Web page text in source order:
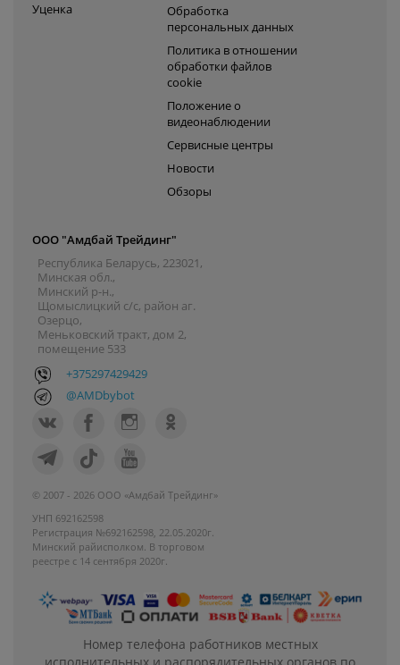
Уценка
Обработка
персональных данных
Политика в отношении
обработки файлов
cookie
Положение о
видеонаблюдении
Сервисные центры
Новости
Обзоры
ООО "Амдбай Трейдинг"
Республика Беларусь, 223021,
Минская обл.,
Минский р-н.,
Щомыслицкий с/с, район аг.
Озерцо,
Меньковский тракт, дом 2,
помещение 533
+375297429429
@AMDbybot
© 2007 - 2026 ООО «Амдбай Трейдинг»
УНП 692162598
Регистрация №692162598, 22.05.2020г.
Минский райисполком. В торговом
реестре с 14 сентября 2020г.
Номер телефона работников местных